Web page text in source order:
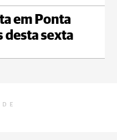
em Ponta
desta sexta